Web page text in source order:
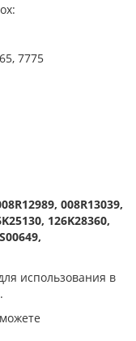
7775
008R13039,
126K28360,
использования в